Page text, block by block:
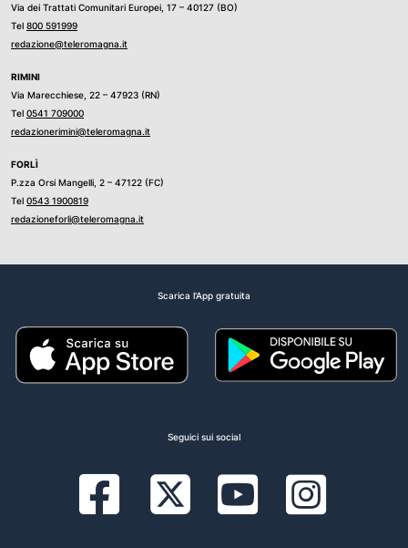
Via dei Trattati Comunitari Europei, 17 – 40127 (BO)
Tel 800 591999
redazione@teleromagna.it
RIMINI
Via Marecchiese, 22 – 47923 (RN)
Tel 0541 709000
redazionerimini@teleromagna.it
FORLÌ
P.zza Orsi Mangelli, 2 – 47122 (FC)
Tel 0543 1900819
redazioneforli@teleromagna.it
Scarica l'App gratuita
Seguici sui social